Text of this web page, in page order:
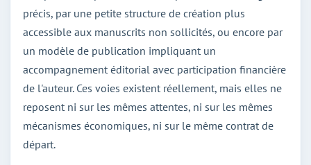
précis, par une petite structure de création plus
accessible aux manuscrits non sollicités, ou encore par
un modèle de publication impliquant un
accompagnement éditorial avec participation financière
de l'auteur. Ces voies existent réellement, mais elles ne
reposent ni sur les mêmes attentes, ni sur les mêmes
mécanismes économiques, ni sur le même contrat de
départ.